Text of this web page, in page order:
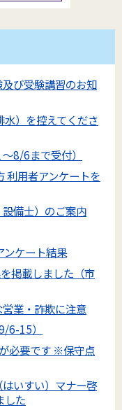
び受験講習のお知
）を控えてくださ
8/6まで受付）
利用者アンケートを
備士）のご案内
ンケート結果
掲載しました（市
業・詐欺に注意
6-15）
必要です ※保守点
いすい）マナー啓
した